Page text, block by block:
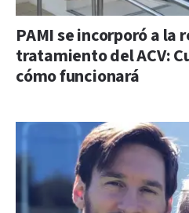
PAMI se incorporó a la
tratamiento del ACV:
cómo funcionará